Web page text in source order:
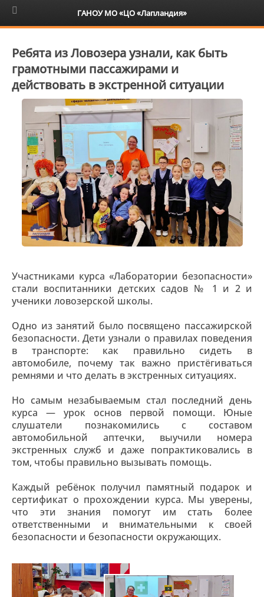
6+
Ребята из Ловозера узнали, как быть
грамотными пассажирами и
действовать в экстренной ситуации
Участниками курса «Лаборатории безопасности»
стали воспитанники детских садов № 1 и 2 и
ученики ловозерской школы.
Одно из занятий было посвящено пассажирской
безопасности. Дети узнали о правилах поведения
в транспорте: как правильно сидеть в
автомобиле, почему так важно пристёгиваться
ремнями и что делать в экстренных ситуациях.
Но самым незабываемым стал последний день
курса — урок основ первой помощи. Юные
слушатели познакомились с составом
автомобильной аптечки, выучили номера
экстренных служб и даже попрактиковались в
том, чтобы правильно вызывать помощь.
Каждый ребёнок получил памятный подарок и
сертификат о прохождении курса. Мы уверены,
что эти знания помогут им стать более
ответственными и внимательными к своей
безопасности и безопасности окружающих.
ГАНОУ МО «ЦО «Лапландия»